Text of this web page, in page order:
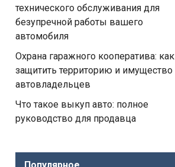
технического обслуживания для
безупречной работы вашего
автомобиля
Охрана гаражного кооператива: как
защитить территорию и имущество
автовладельцев
Что такое выкуп авто: полное
руководство для продавца